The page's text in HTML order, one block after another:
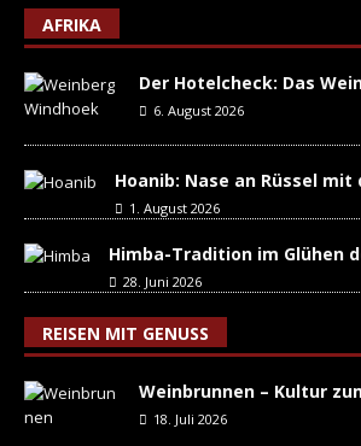
AFRIKA
Der Hotelcheck: Das
6. August 2026
Hoanib: Nase an Rüssel
1. August 2026
Himba-Tradition im Glühen
28. Juni 2026
REISEN MIT GENUSS
Weinbrunnen – Kultur
18. Juli 2026